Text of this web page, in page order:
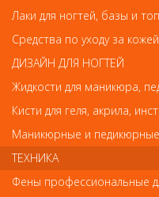
Ваш отзыв станет первым
Напишите свой
Комментарий
Имя
Лаки для ногтей, базы и
Средства по уходу за
ДИЗАЙН ДЛЯ НОГТЕЙ
Жидкости для маникюра,
Кисти для геля, акрила,
Маникюрные и
ТЕХНИКА
Фены профессиональные